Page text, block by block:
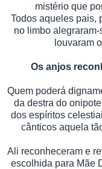
mistério que
Todos aqueles pais,
no limbo
louvaram
Os anjos
Quem poderá
da destra do
dos espíritos
cânticos aquela
Ali reconheceram e
escolhida para Mãe